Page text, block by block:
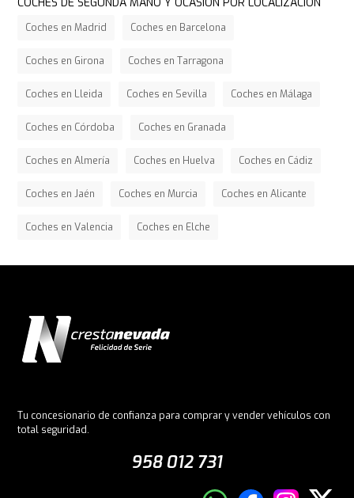
COCHES DE SEGUNDA MANO Y OCASIÓN POR LOCALIZACIÓN
Coches en Madrid Coches en Barcelona
Coches en Girona Coches en Tarragona
Coches en Lleida Coches en Sevilla Coches en Málaga
Coches en Córdoba Coches en Granada
Coches en Almería Coches en Huelva Coches en Cádiz
Coches en Jaén Coches en Murcia Coches en Alicante
Coches en Valencia Coches en Elche
Tu concesionario de confianza para comprar y vender vehículos con
total seguridad.
958 012 731